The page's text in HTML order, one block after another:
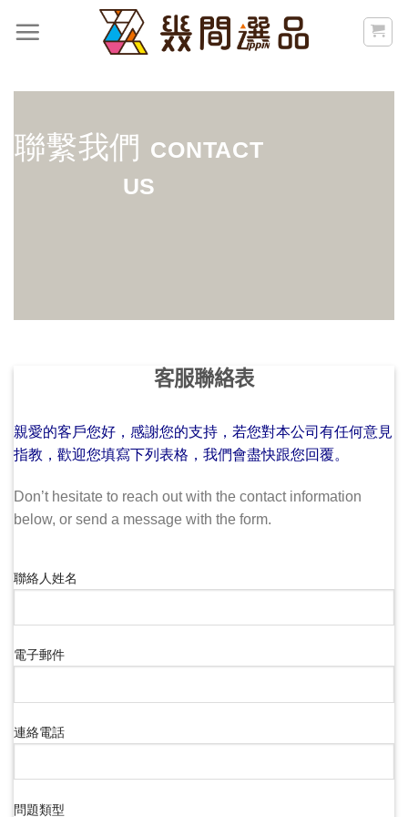
聯繫我們 CONTACT
US
客服聯絡表
親愛的客戶您好，感謝您的支持，若您對本公司有任何意見
指教，歡迎您填寫下列表格，我們會盡快跟您回覆。
Don’t hesitate to reach out with the contact information
below, or send a message with the form.
聯絡人姓名
電子郵件
連絡電話
問題類型